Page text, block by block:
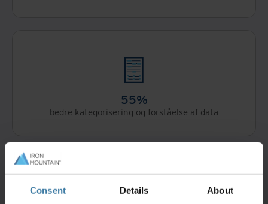
Consent Details About
55%
bedre kategorisering og forståelse af data